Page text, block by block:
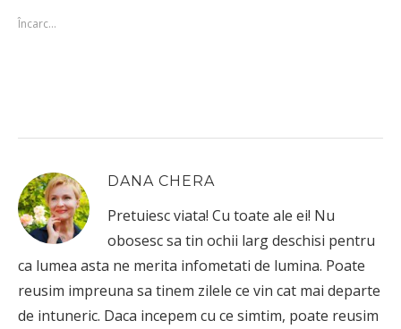
Încarc...
DANA CHERA
Pretuiesc viata! Cu toate ale ei! Nu
obosesc sa tin ochii larg deschisi pentru
ca lumea asta ne merita infometati de lumina. Poate
reusim impreuna sa tinem zilele ce vin cat mai departe
de intuneric. Daca incepem cu ce simtim, poate reusim